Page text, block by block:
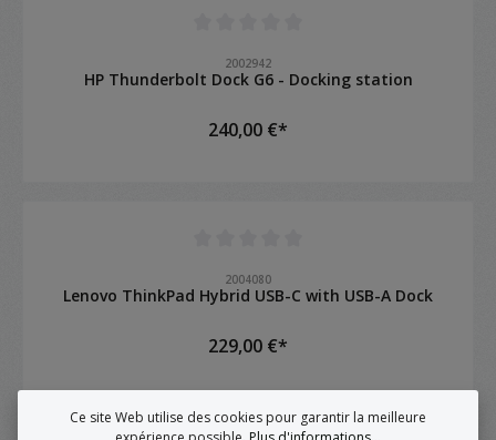
2002942
HP Thunderbolt Dock G6 - Docking station
240,00 €*
2004080
Lenovo ThinkPad Hybrid USB-C with USB-A Dock
229,00 €*
Ce site Web utilise des cookies pour garantir la meilleure